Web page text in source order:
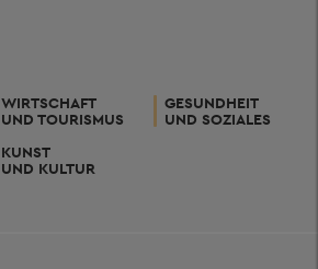
WIRTSCHAFT
UND TOURISMUS
GESUNDHEIT
UND SOZIALES
KUNST
UND KULTUR